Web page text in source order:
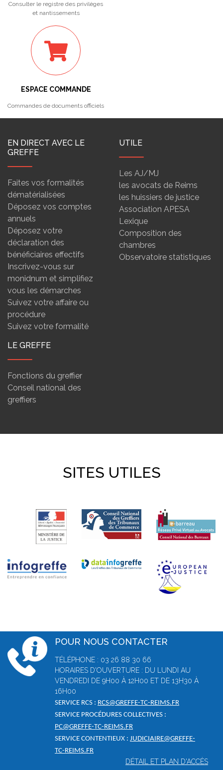
Consulter le registre des privilèges
et nantissements
ESPACE COMMANDE
Commandes de documents officiels
EN DIRECT AVEC LE
GREFFE
Faites vos formalités
dématérialisées
Déposez vos comptes
annuels
Déposez votre
déclaration des
bénéficiaires effectifs
Inscrivez-vous sur
monidnum et simplifiez
vous les démarches
Suivez votre affaire ou
procédure
Suivez votre formalité
UTILE
Les AJ/MJ
les avocats de Reims
les huissiers de justice
Association APESA
Lexique
Composition des
chambres
Observatoire statistiques
LE GREFFE
Fonctions du greffier
Conseil national des
greffiers
SITES UTILES
POUR NOUS CONTACTER
TÉLÉPHONE : 03 26 88 30 66
HORAIRES D'OUVERTURE : DU LUNDI AU
VENDREDI DE 9H00 À 12H00 ET DE 13H30 À
16H00
SERVICE RCS : RCS@GREFFE-TC-REIMS.FR
SERVICE PROCÉDURES COLLECTIVES :
PC@GREFFE-TC-REIMS.FR
SERVICE CONTENTIEUX : JUDICIAIRE@GREFFE-
TC-REIMS.FR
DÉTAIL ET PLAN D'ACCÈS